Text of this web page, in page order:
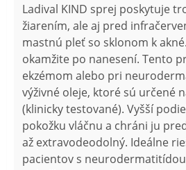
Ladival KIND sprej poskytuje
žiarením, ale aj pred
mastnú pleť so sklonom k
okamžite po nanesení. Tento
ekzémom alebo pri
výživné oleje, ktoré sú určené
(klinicky testované). Vyšší
pokožku vláčnu a chráni ju
až extravodeodolný. Ideálne
pacientov s